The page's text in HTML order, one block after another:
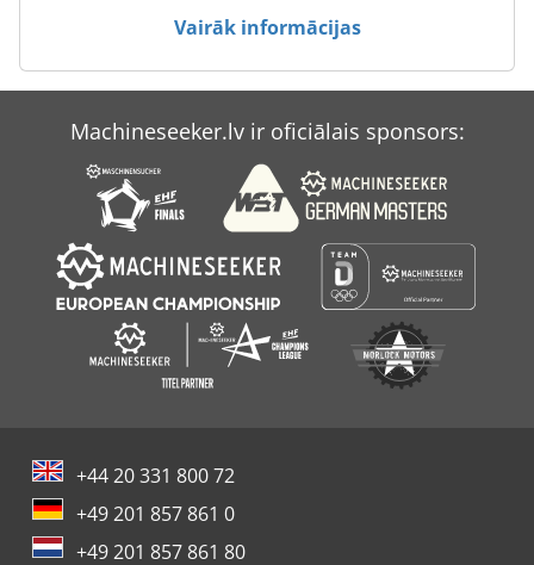
Pārtikas Tirdzniecība
Vairāk informācijas
Machineseeker.lv ir oficiālais sponsors:
+44 20 331 800 72
+49 201 857 861 0
+49 201 857 861 80